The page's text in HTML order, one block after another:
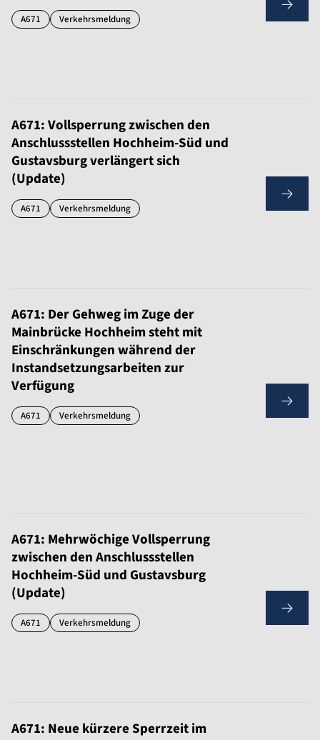
A671 Verkehrsmeldung
A671: Vollsperrung zwischen den
Anschlussstellen Hochheim-Süd und
Gustavsburg verlängert sich
(Update)
A671 Verkehrsmeldung
A671: Der Gehweg im Zuge der
Mainbrücke Hochheim steht mit
Einschränkungen während der
Instandsetzungsarbeiten zur
Verfügung
A671 Verkehrsmeldung
A671: Mehrwöchige Vollsperrung
zwischen den Anschlussstellen
Hochheim-Süd und Gustavsburg
(Update)
A671 Verkehrsmeldung
A671: Neue kürzere Sperrzeit im